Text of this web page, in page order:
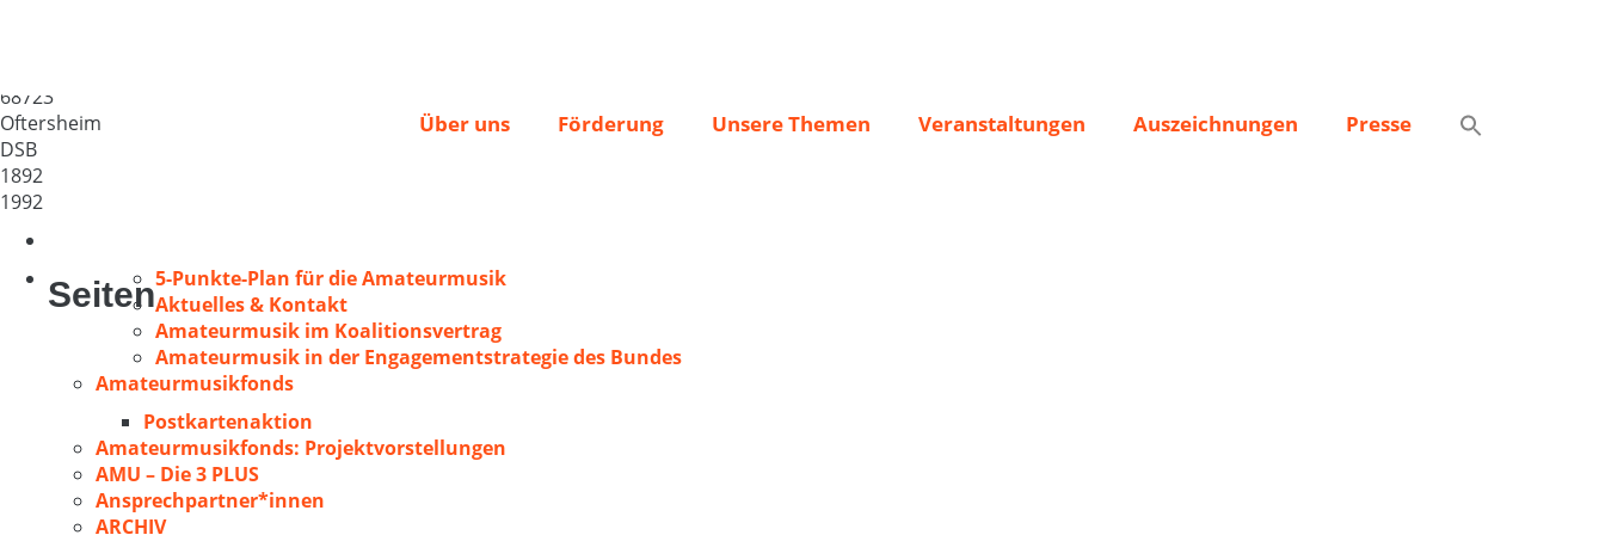
Über uns Förderung Unsere Themen Veranstaltungen Auszeichnungen Presse
68723
Oftersheim
DSB
1892
1992
Seiten5-Punkte-Plan für die Amateurmusik
Aktuelles & Kontakt
Amateurmusik im Koalitionsvertrag
Amateurmusik in der Engagementstrategie des Bundes
Amateurmusikfonds
Postkartenaktion
Amateurmusikfonds: Projektvorstellungen
AMU – Die 3 PLUS
Ansprechpartner*innen
ARCHIV